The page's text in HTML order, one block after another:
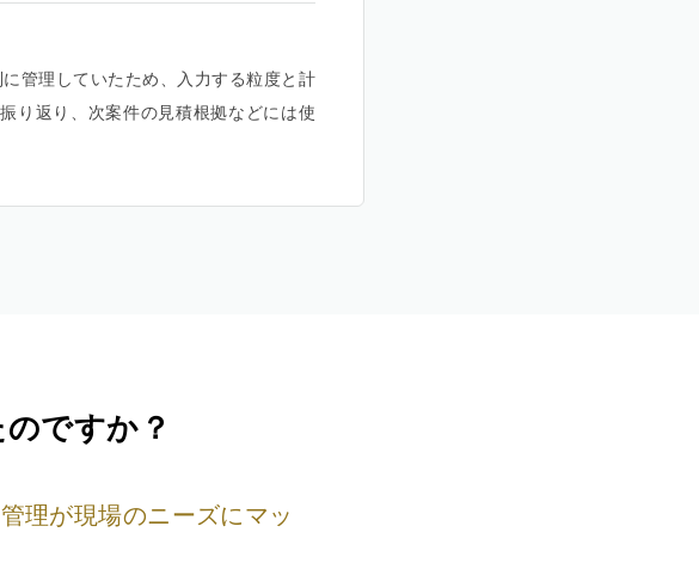
管理していたため、入力する粒度と計
り返り、次案件の見積根拠などには使
ですか？
理が現場のニーズにマッ